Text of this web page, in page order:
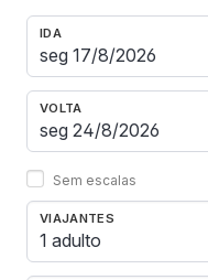
IDA
VOLTA
Sem escalas
VIAJANTES
1 adulto